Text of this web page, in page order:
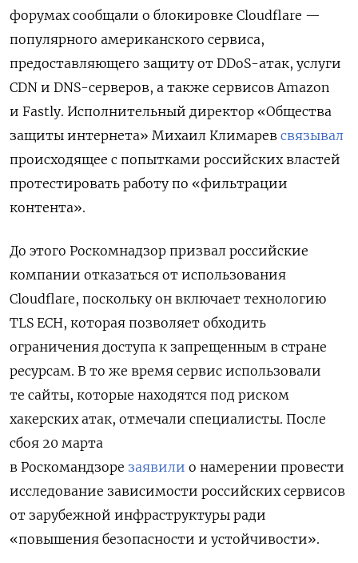
форумах сообщали о блокировке Cloudflare —
популярного американского сервиса,
предоставляющего защиту от DDoS-атак, услуги
CDN и DNS-серверов, а также сервисов Amazon
и Fastly. Исполнительный директор «Общества
защиты интернета» Михаил Климарев связывал
происходящее с попытками российских властей
протестировать работу по «фильтрации
контента».
До этого Роскомнадзор призвал российские
компании отказаться от использования
Cloudflare, поскольку он включает технологию
TLS ECH, которая позволяет обходить
ограничения доступа к запрещенным в стране
ресурсам. В то же время сервис использовали
те сайты, которые находятся под риском
хакерских атак, отмечали специалисты. После
сбоя 20 марта
в Роскомандзоре заявили о намерении провести
исследование зависимости российских сервисов
от зарубежной инфраструктуры ради
«повышения безопасности и устойчивости».